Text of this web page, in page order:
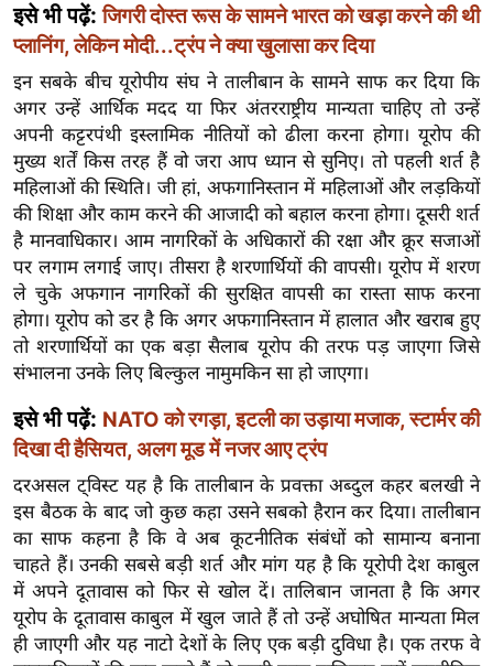
त
यं
ग
इं
डि
या
सा
हि
त्य
ज
ग
त
ऑ
टो
व
र्ल्ड
न्यू
ज
ब्री
फ
म
नो
इसे भी पढ़ें:जिगरी दोस्त रूस के सामने भारत को खड़ा करने की थी
प्लानिंग, लेकिन मोदी...ट्रंप ने क्या खुलासा कर दिया
इन सबके बीच यूरोपीय संघ ने तालीबान के सामने साफ कर दिया कि
अगर उन्हें आर्थिक मदद या फिर अंतरराष्ट्रीय मान्यता चाहिए तो उन्हें
अपनी कट्टरपंथी इस्लामिक नीतियों को ढीला करना होगा। यूरोप की
मुख्य शर्तें किस तरह हैं वो जरा आप ध्यान से सुनिए। तो पहली शर्त है
महिलाओं की स्थिति। जी हां, अफगानिस्तान में महिलाओं और लड़कियों
की शिक्षा और काम करने की आजादी को बहाल करना होगा। दूसरी शर्त
है मानवाधिकार। आम नागरिकों के अधिकारों की रक्षा और क्रूर सजाओं
पर लगाम लगाई जाए। तीसरा है शरणार्थियों की वापसी। यूरोप में शरण
ले चुके अफगान नागरिकों की सुरक्षित वापसी का रास्ता साफ करना
होगा। यूरोप को डर है कि अगर अफगानिस्तान में हालात और खराब हुए
तो शरणार्थियों का एक बड़ा सैलाब यूरोप की तरफ पड़ जाएगा जिसे
संभालना उनके लिए बिल्कुल नामुमकिन सा हो जाएगा।
इसे भी पढ़ें: NATO को रगड़ा, इटली का उड़ाया मजाक, स्टार्मर की
दिखा दी हैसियत, अलग मूड में नजर आए ट्रंप
दरअसल ट्विस्ट यह है कि तालीबान के प्रवक्ता अब्दुल कहर बलखी ने
इस बैठक के बाद जो कुछ कहा उसने सबको हैरान कर दिया। तालीबान
का साफ कहना है कि वे अब कूटनीतिक संबंधों को सामान्य बनाना
चाहते हैं। उनकी सबसे बड़ी शर्त और मांग यह है कि यूरोपी देश काबुल
में अपने दूतावास को फिर से खोल दें। तालिबान जानता है कि अगर
यूरोप के दूतावास काबुल में खुल जाते हैं तो उन्हें अघोषित मान्यता मिल
ही जाएगी और यह नाटो देशों के लिए एक बड़ी दुविधा है। एक तरफ वे